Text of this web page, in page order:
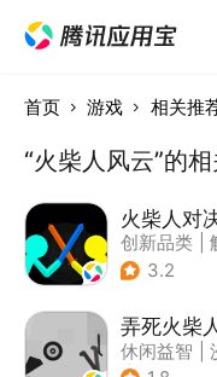
首页 游戏 相关推
“火柴人风云”的
火柴人对
创新品类
| 挑战破纪录
3.2
弄死火柴
休闲益智